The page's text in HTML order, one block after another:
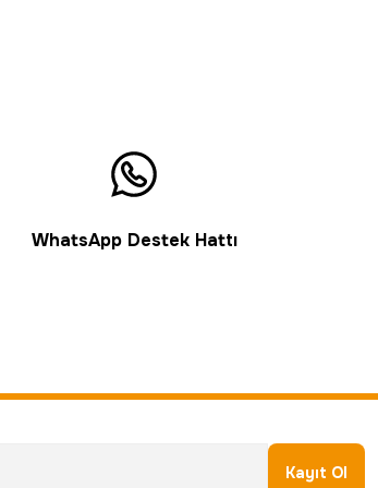
WhatsApp Destek Hattı
Kayıt Ol